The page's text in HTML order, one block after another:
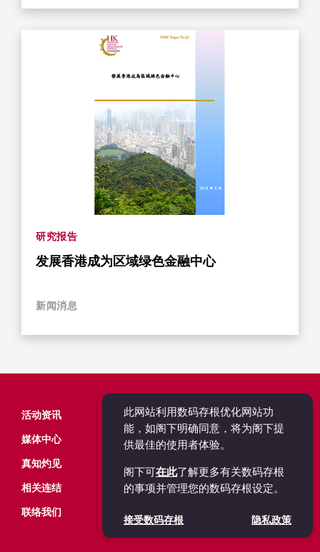
研究报告
发展香港成为区域绿色金融中心
新闻消息
此网站利用数码存根优化网站功
能，如阁下明确同意，将为阁下提
供最佳的使用者体验。
阁下可在此了解更多有关数码存根
的事项并管理您的数码存根设定。
接受数码存根 隐私政策
活动资讯
媒体中心
真知灼见
相关连结
联络我们